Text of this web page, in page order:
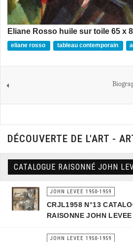
Eliane Rosso huile sur toile 65 x
eliane rosso tableau contemporain
DÉCOUVERTE DE L'ART -
CATALOGUE RAISONNÉ JOHN
JOHN LEVEE 1950-1959
CRJL1958 N°13
RAISONNE JOHN LEVEE
JOHN LEVEE 1950-1959